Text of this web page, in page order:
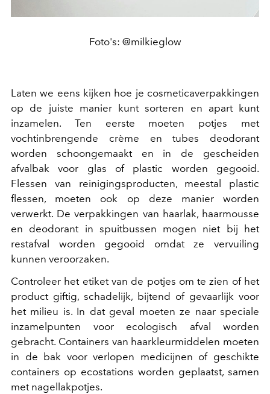
Foto's: @milkieglow
Laten we eens kijken hoe je cosmeticaverpakkingen
op de juiste manier kunt sorteren en apart kunt
inzamelen. Ten eerste moeten potjes met
vochtinbrengende crème en tubes deodorant
worden schoongemaakt en in de gescheiden
afvalbak voor glas of plastic worden gegooid.
Flessen van reinigingsproducten, meestal plastic
flessen, moeten ook op deze manier worden
verwerkt. De verpakkingen van haarlak, haarmousse
en deodorant in spuitbussen mogen niet bij het
restafval worden gegooid omdat ze vervuiling
kunnen veroorzaken.
Controleer het etiket van de potjes om te zien of het
product giftig, schadelijk, bijtend of gevaarlijk voor
het milieu is. In dat geval moeten ze naar speciale
inzamelpunten voor ecologisch afval worden
gebracht. Containers van haarkleurmiddelen moeten
in de bak voor verlopen medicijnen of geschikte
containers op ecostations worden geplaatst, samen
met nagellakpotjes.